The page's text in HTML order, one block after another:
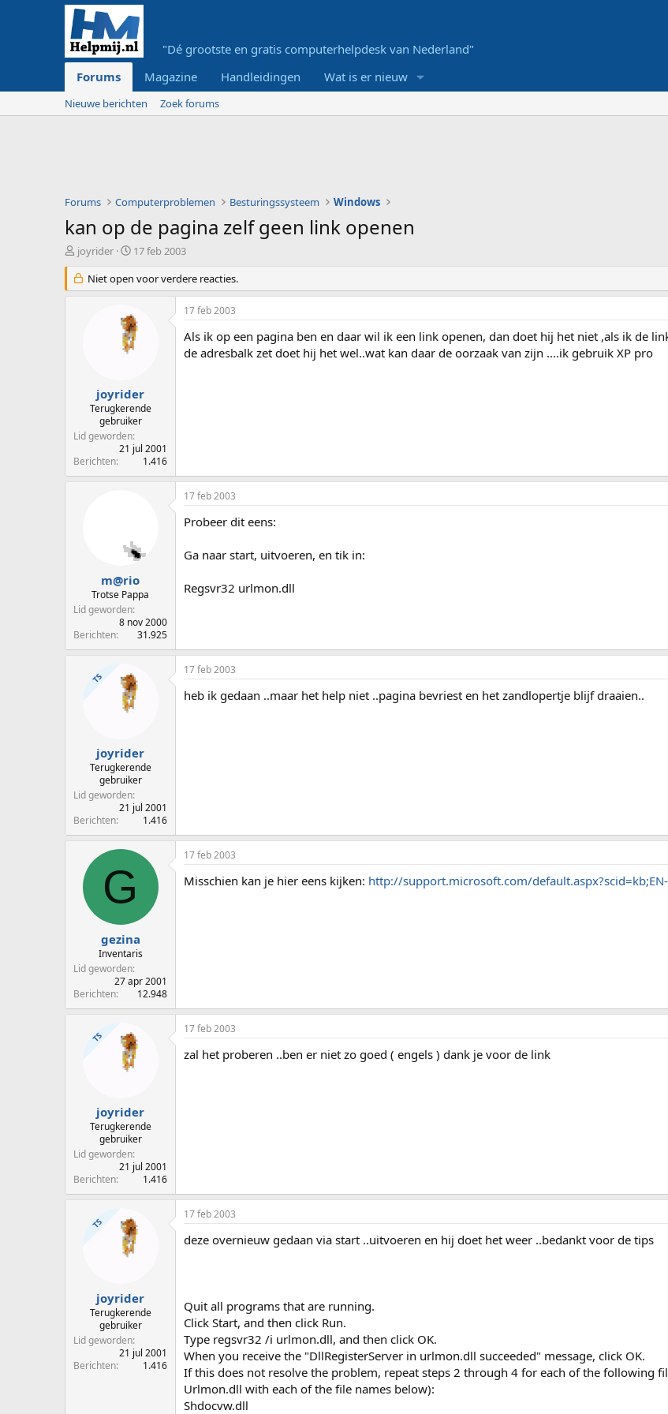
"Dé grootste en gratis computerhelpdesk van Nederland"
Forums
Magazine Handleidingen Wat is er nieuw
Nieuwe berichten Zoek forums
Forums Computerproblemen Besturingssysteem Windows
kan op de pagina zelf geen link openen
O
d
e
t
r
joyrider
S
a
r
d
a
t
17 feb 2003
Niet open voor verdere reacties.
joyrider
Terugkerende
gebruiker
Lid geworden
21 jul 2001
Berichten
1.416
17 feb 2003
Als ik op een pagina ben en daar wil ik een link openen, dan doet hij het niet ,als ik de
de adresbalk zet doet hij het wel..wat kan daar de oorzaak van zijn ....ik gebruik XP pro
m@rio
Trotse Pappa
Lid geworden
8 nov 2000
Berichten
31.925
17 feb 2003
Probeer dit eens:
Ga naar start, uitvoeren, en tik in:
Regsvr32 urlmon.dll
TS
joyrider
Terugkerende
gebruiker
Lid geworden
21 jul 2001
Berichten
1.416
17 feb 2003
heb ik gedaan ..maar het help niet ..pagina bevriest en het zandlopertje blijf draaien..
G
gezina
Inventaris
Lid geworden
27 apr 2001
Berichten
12.948
17 feb 2003
Misschien kan je hier eens kijken: http://support.microsoft.com/
TS
joyrider
Terugkerende
gebruiker
Lid geworden
21 jul 2001
Berichten
1.416
17 feb 2003
zal het proberen ..ben er niet zo goed ( engels ) dank je voor de link
TS
joyrider
Terugkerende
gebruiker
Lid geworden
21 jul 2001
Berichten
1.416
17 feb 2003
deze overnieuw gedaan via start ..uitvoeren en hij doet het weer ..bedankt voor de tips
Quit all programs that are running.
Click Start, and then click Run.
Type regsvr32 /i urlmon.dll, and then click OK.
When you receive the "DllRegisterServer in urlmon.dll succeeded" message, click OK.
If this does not resolve the problem, repeat steps 2 through 4 for each of the following
Urlmon.dll with each of the file names below):
Shdocvw.dll